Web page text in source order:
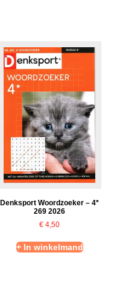
Denksport Woordzoeker – 4*
269 2026
€ 4,50
+ In winkelmand